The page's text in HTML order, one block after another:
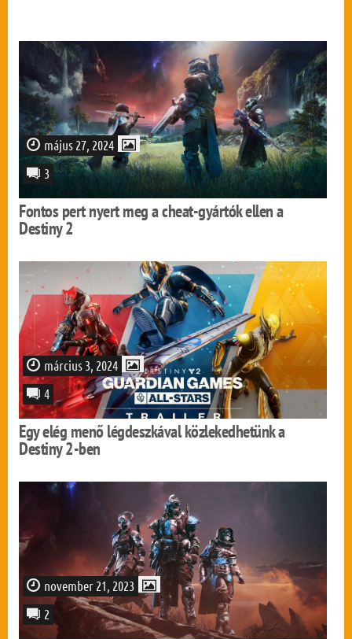
május 27, 2024
3
Fontos pert nyert meg a cheat-gyártók ellen a
Destiny 2
március 3, 2024
4
Egy elég menő légdeszkával közlekedhetünk a
Destiny 2-ben
november 21, 2023
2